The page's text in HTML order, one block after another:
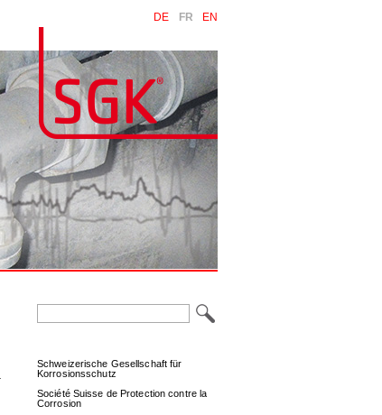
DE FR EN
Mots-
Schweizerische Gesellschaft für
Korrosionsschutz
Société Suisse de Protection contre la
Corrosion